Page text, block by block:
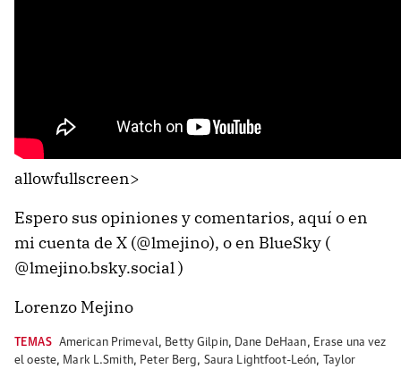
allowfullscreen>
Espero sus opiniones y comentarios, aquí o en
mi cuenta de X (@lmejino), o en BlueSky (
@lmejino.bsky.social )
Lorenzo Mejino
TEMAS American Primeval, Betty Gilpin, Dane DeHaan, Erase una vez
el oeste, Mark L.Smith, Peter Berg, Saura Lightfoot-León,
Taylor